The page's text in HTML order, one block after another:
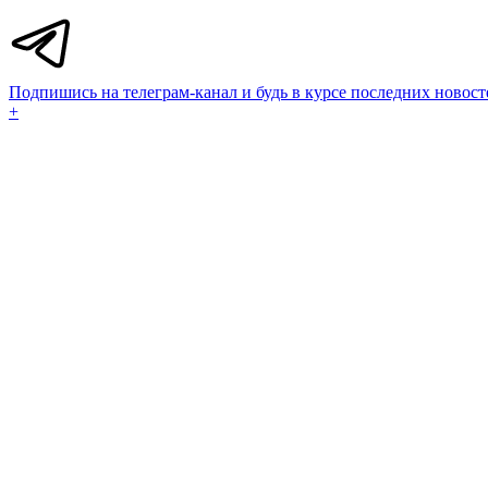
Подпишись на телеграм-канал и будь в курсе последних
+